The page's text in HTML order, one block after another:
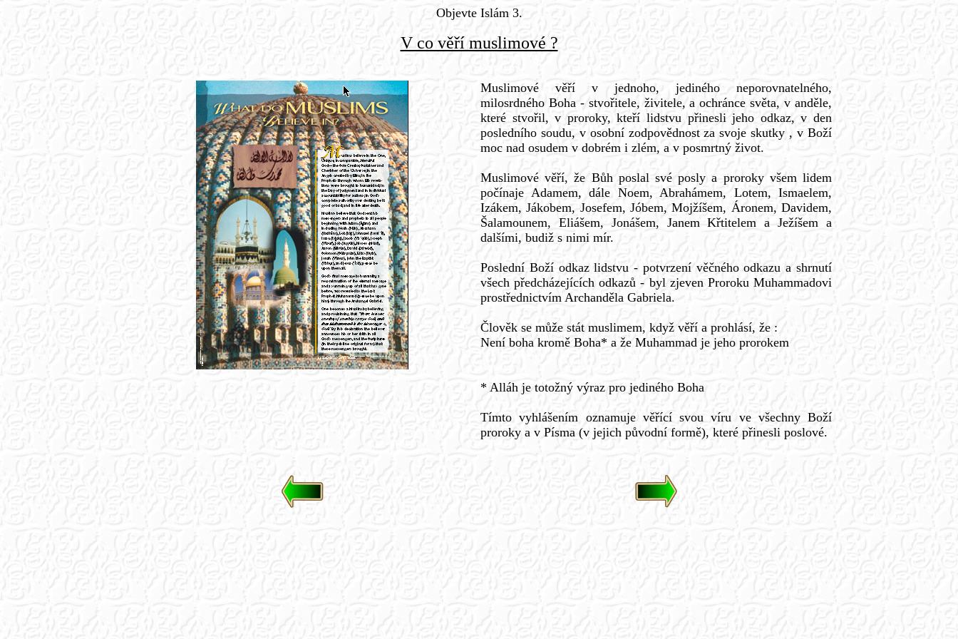
Objevte Islám 3.
V co věří muslimové ?
Muslimové věří v jednoho, jediného neporovnatelného,
milosrdného Boha - stvořitele, živitele, a ochránce světa, v anděle,
které stvořil, v proroky, kteří lidstvu přinesli jeho odkaz, v den
posledního soudu, v osobní zodpovědnost za svoje skutky , v Boží
moc nad osudem v dobrém i zlém, a v posmrtný život.
Muslimové věří, že Bůh poslal své posly a proroky všem lidem
počínaje Adamem, dále Noem, Abrahámem, Lotem, Ismaelem,
Izákem, Jákobem, Josefem, Jóbem, Mojžíšem, Áronem, Davidem,
Šalamounem, Eliášem, Jonášem, Janem Křtitelem a Ježíšem a
dalšími, budiž s nimi mír.
Poslední Boží odkaz lidstvu - potvrzení věčného odkazu a shrnutí
všech předcházejících odkazů - byl zjeven Proroku Muhammadovi
prostřednictvím Archanděla Gabriela.
Člověk se může stát muslimem, když věří a prohlásí, že :
Není boha kromě Boha* a že Muhammad je jeho prorokem
* Alláh je totožný výraz pro jediného Boha
Tímto vyhlášením oznamuje věřící svou víru ve všechny Boží
proroky a v Písma (v jejich původní formě), které přinesli poslové.